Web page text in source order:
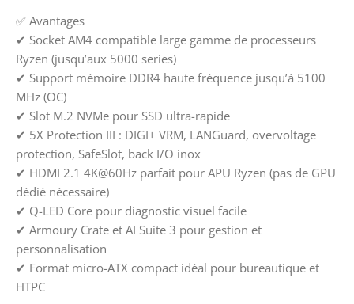
✅ Avantages
✔ Socket AM4 compatible large gamme de processeurs
Ryzen (jusqu’aux 5000 series)
✔ Support mémoire DDR4 haute fréquence jusqu’à 5100
MHz (OC)
✔ Slot M.2 NVMe pour SSD ultra-rapide
✔ 5X Protection III : DIGI+ VRM, LANGuard, overvoltage
protection, SafeSlot, back I/O inox
✔ HDMI 2.1 4K@60Hz parfait pour APU Ryzen (pas de GPU
dédié nécessaire)
✔ Q-LED Core pour diagnostic visuel facile
✔ Armoury Crate et AI Suite 3 pour gestion et
personnalisation
✔ Format micro-ATX compact idéal pour bureautique et
HTPC